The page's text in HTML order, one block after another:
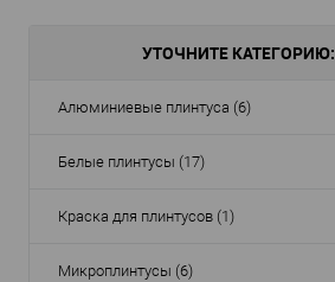
УТОЧНИТЕ КАТЕГОРИЮ:
Алюминиевые плинтуса (6)
Белые плинтусы (17)
Краска для плинтусов (1)
Микроплинтусы (6)